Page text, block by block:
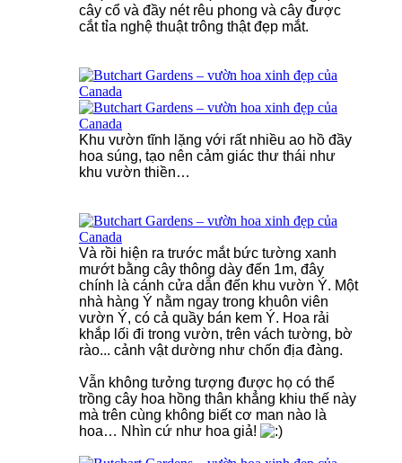
cây cổ và đầy nét rêu phong và cây được
cắt tỉa nghệ thuật trông thật đẹp mắt.
Khu vườn tĩnh lặng với rất nhiều ao hồ đầy
hoa súng, tạo nên cảm giác thư thái như
khu vườn thiền…
Và rồi hiện ra trước mắt bức tường xanh
mướt bằng cây thông dày đến 1m, đây
chính là cánh cửa dẫn đến khu vườn Ý. Một
nhà hàng Ý nằm ngay trong khuôn viên
vườn Ý, có cả quầy bán kem Ý. Hoa rải
khắp lối đi trong vườn, trên vách tường, bờ
rào... cảnh vật dường như chốn địa đàng.
Vẫn không tưởng tượng được họ có thể
trồng cây hoa hồng thân khẳng khiu thế này
mà trên cùng không biết cơ man nào là
hoa… Nhìn cứ như hoa giả!